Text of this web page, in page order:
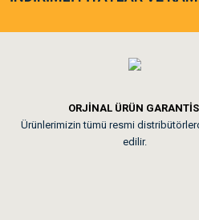
ORJİNAL ÜRÜN
Ürünlerimizin tümü resmi
edilir.